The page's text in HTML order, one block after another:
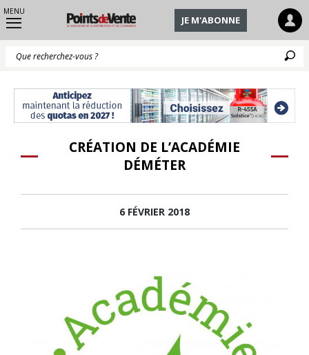
MENU
JE M'ABONNE
CRÉATION DE L’ACADÉMIE
DÉMÉTER
6 FÉVRIER 2018